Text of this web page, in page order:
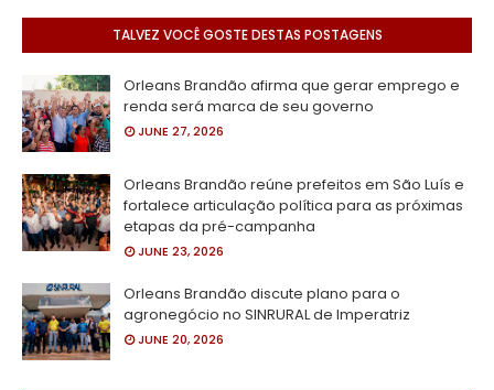
TALVEZ VOCÊ GOSTE DESTAS POSTAGENS
Orleans Brandão afirma que gerar emprego e
renda será marca de seu governo
JUNE 27, 2026
Orleans Brandão reúne prefeitos em São Luís e
fortalece articulação política para as próximas
etapas da pré-campanha
JUNE 23, 2026
Orleans Brandão discute plano para o
agronegócio no SINRURAL de Imperatriz
JUNE 20, 2026